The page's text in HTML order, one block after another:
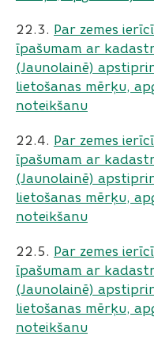
22.3. ​​​​​​​ Par zemes
īpašumam ar
(Jaunolainē)
lietošanas mērķu,
noteikšanu
22.4. ​​​​​​​ Par zemes
īpašumam ar
(Jaunolainē)
lietošanas mērķu,
noteikšanu
22.5. ​​​​​​​ Par zemes
īpašumam ar
(Jaunolainē)
lietošanas mērķu,
noteikšanu